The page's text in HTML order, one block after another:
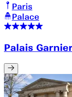
Paris
Palace
Palais